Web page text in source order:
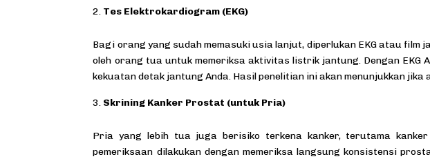
Tes Elektrokardiogram (EKG)
Bagi orang yang sudah memasuki usia lanjut, diperlukan EKG atau film
oleh orang tua untuk memeriksa aktivitas listrik jantung. Dengan EKG
kekuatan detak jantung Anda. Hasil penelitian ini akan menunjukkan
Skrining Kanker Prostat (untuk Pria)
Pria yang lebih tua juga berisiko terkena kanker, terutama
pemeriksaan dilakukan dengan memeriksa langsung konsistensi